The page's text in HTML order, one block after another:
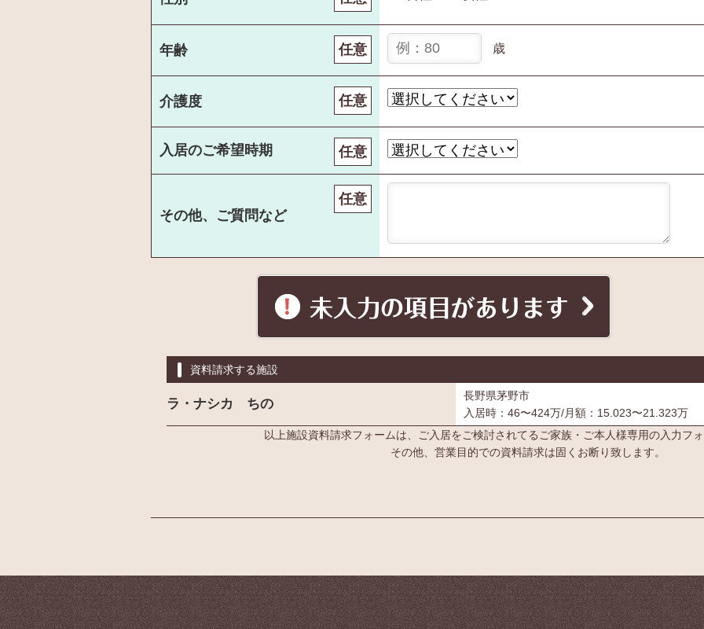
年齢 任意 歳
介護度 任意
入居のご希望時期 任意
その他、ご質問など
任意
資料請求する施設
ラ・ナシカ ちの
長野県茅野市
入居時：46〜424万/月額：15.023〜21.323万
以上施設資料請求フォームは、ご入居をご検討されてるご家族・ご本人様専用の入力フォ
その他、営業目的での資料請求は固くお断り致します。